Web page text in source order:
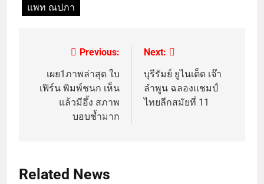
แพท ณปภา
Previous:
เผย1ภาพล่าสุด ใบ
เฟิร์น พิมพ์ชนก เห็น
แล้วมีอึ้ง สภาพ
บอบช้ำมาก
Next:
บุรีรัมย์ ยูไนเต็ด เจ๊า
ลำพูน ฉลองแชมป์
ไทยลีกสมัยที่ 11
Related News